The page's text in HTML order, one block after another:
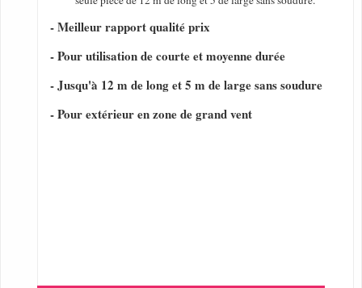
- Meilleur rapport qualité prix
- Pour utilisation de courte et moyenne durée
- Jusqu'à 12 m de long et 5 m de large sans soudure
- Pour extérieur en zone de grand vent